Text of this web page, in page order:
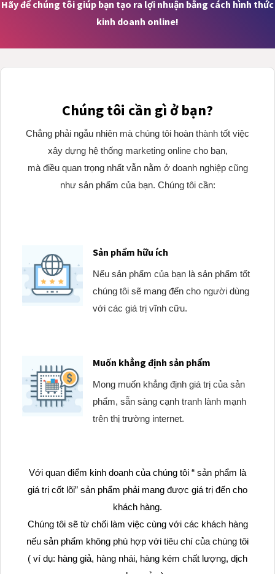
Hãy để chúng tôi giúp bạn tạo ra lợi nhuận bằng cách hình thức
kinh doanh online!
Chúng tôi cần gì ở bạn?
Chẳng phải ngẫu nhiên mà chúng tôi hoàn thành tốt việc
xây dựng hệ thống marketing online cho bạn,
mà điều quan trọng nhất vẫn nằm ở doanh nghiệp cũng
như sản phẩm của bạn. Chúng tôi cần:
Sản phẩm hữu ích
Nếu sản phẩm của bạn là sản phẩm tốt
chúng tôi sẽ mang đến cho người dùng
với các giá trị vĩnh cữu.
Muốn khẳng định sản phẩm
Mong muốn khẳng định giá trị của sản
phẩm, sẵn sàng cạnh tranh lành mạnh
trên thị trường internet.
Với quan điểm kinh doanh của chúng tôi “ sản phẩm là
giá trị cốt lõi” sản phẩm phải mang được giá trị đến cho
khách hàng.
Chúng tôi sẽ từ chối làm việc cùng với các khách hàng
nếu sản phẩm không phù hợp với tiêu chí của chúng tôi
( ví dụ: hàng giả, hàng nhái, hàng kém chất lượng, dịch